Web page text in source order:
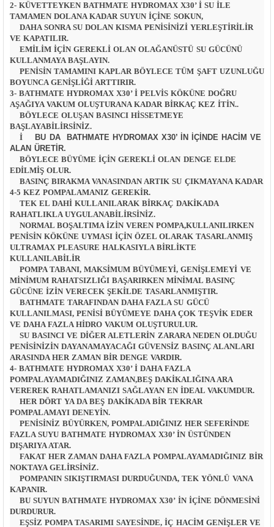
2- KÜVETTEYKEN BATHMATE HYDROMAX X30’ I SU ILE
TAMAMEN DOLANA KADAR SUYUN IÇINE SOKUN,
DAHA SONRA SU DOLAN KISMA PENISINIZI YERLEŞTIRILIR
VE KAPATILIR.
EMILIM IÇIN GEREKLI OLAN OLAĞANÜSTÜ SU GÜCÜNÜ
KULLANMAYA BAŞLAYIN.
PENISIN TAMAMINI KAPLAR BÖYLECE TÜM ŞAFT UZUNLUĞU
BOYUNCA GENIŞLIĞI ARTTIRIR.
3- BATHMATE HYDROMAX X30’ I PELVIS KÖKÜNE DOĞRU
AŞAĞIYA VAKUM OLUŞTURANA KADAR BIRKAÇ KEZ ITIN..
BÖYLECE OLUŞAN BASINCI HISSETMEYE
BAŞLAYABILIRSINIZ.
İ BU DA BATHMATE HYDROMAX X30’ IN IÇINDE HACIM VE
ALAN ÜRETIR.
BÖYLECE BÜYÜME IÇIN GEREKLI OLAN DENGE ELDE
EDILMIŞ OLUR.
BASINÇ BIRAKMA VANASINDAN ARTIK SU ÇIKMAYANA KADAR
4-5 KEZ POMPALAMANIZ GEREKIR.
TEK EL DAHI KULLANILARAK BIRKAÇ DAKIKADA
RAHATLIKLA UYGULANABILIRSINIZ.
NORMAL BOŞALTIMA IZIN VEREN POMPA,KULLANILIRKEN
PENISIN KÖKÜNE UYMASI IÇIN ÖZEL OLARAK TASARLANMIŞ
ULTRAMAX PLEASURE HALKASIYLA BIRLIKTE
KULLANILABILIR
POMPA TABANI, MAKSIMUM BÜYÜMEYI, GENIŞLEMEYI VE
MINIMUM RAHATSIZLIĞI BAŞARIRKEN MINIMAL BASINÇ
GÜCÜNE IZIN VERECEK ŞEKILDE TASARLANMIŞTIR.
BATHMATE TARAFINDAN DAHA FAZLA SU GÜCÜ
KULLANILMASI, PENISI BÜYÜMEYE DAHA ÇOK TEŞVIK EDER
VE DAHA FAZLA HIDRO VAKUM OLUŞTURULUR.
SU BASINCI VE DIĞER ALETLERIN ZARARA NEDEN OLDUĞU
PENISINIZIN DAYANAMAYACAĞI GÜVENSIZ BASINÇ ALANLARI
ARASINDA HER ZAMAN BIR DENGE VARDIR.
4- BATHMATE HYDROMAX X30’ I DAHA FAZLA
POMPALAYAMADIĞINIZ ZAMAN,BEŞ DAKIKALIĞINA ARA
VEREREK RAHATLAMANIZI SAĞLAYAN EN IDEAL VAKUMDUR.
HER DÖRT YA DA BEŞ DAKIKADA BIR TEKRAR
POMPALAMAYI DENEYIN.
PENISINIZ BÜYÜRKEN, POMPALADIĞINIZ HER SEFERINDE
FAZLA SUYU BATHMATE HYDROMAX X30’ IN ÜSTÜNDEN
DIŞARIYA ATAR.
FAKAT HER ZAMAN DAHA FAZLA POMPALAYAMADIĞINIZ BIR
NOKTAYA GELIRSINIZ.
POMPANIN SIKIŞTIRMASI DURDUĞUNDA, TEK YÖNLÜ VANA
KAPANIR.
BU SUYUN BATHMATE HYDROMAX X30’ IN IÇINE DÖNMESINI
DURDURUR.
EŞSIZ POMPA TASARIMI SAYESINDE, IÇ HACIM GENIŞLER VE